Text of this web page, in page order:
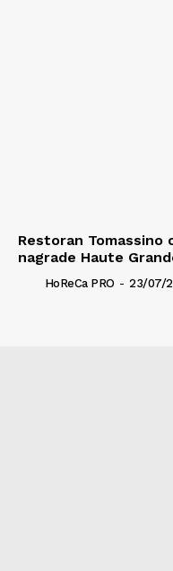
Restoran
nagrade Haute
HoReCa PRO - 23/07/